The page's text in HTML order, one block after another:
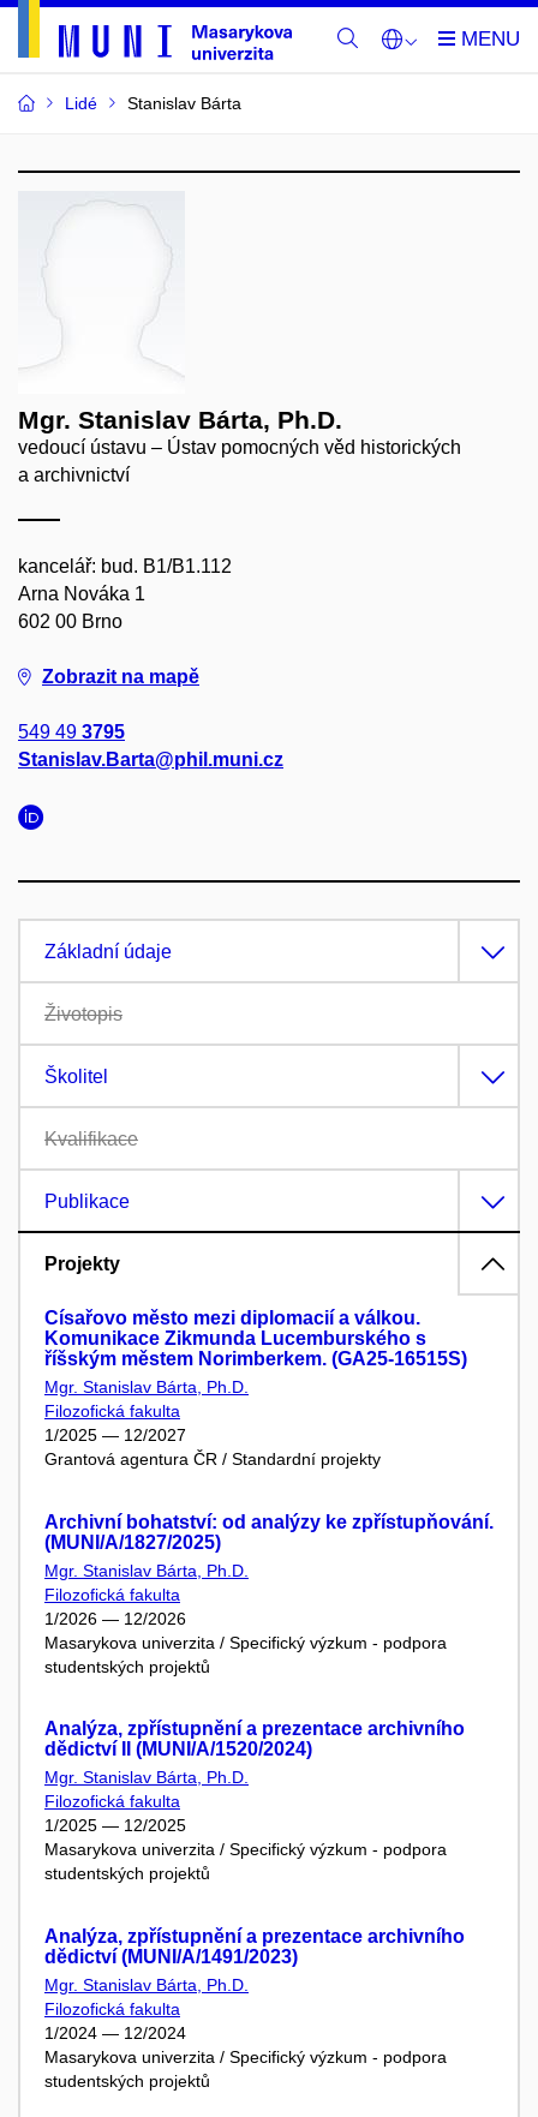
Lidé Stanislav Bárta
Mgr. Stanislav Bárta, Ph.D.
vedoucí ústavu – Ústav pomocných věd historických
a archivnictví
kancelář: bud. B1/B1.112
Arna Nováka 1
602 00 Brno
Zobrazit na mapě
549 49 3795
Stanislav.Barta@phil.muni.cz
Základní údaje
Životopis
Školitel
Kvalifikace
Publikace
Projekty
Císařovo město mezi diplomacií a válkou.
Komunikace Zikmunda Lucemburského s
říšským městem Norimberkem. (GA25-16515S)
Mgr. Stanislav Bárta, Ph.D.
Filozofická fakulta
1/2025 — 12/2027
Grantová agentura ČR / Standardní projekty
Archivní bohatství: od analýzy ke zpřístupňování.
(MUNI/A/1827/2025)
Mgr. Stanislav Bárta, Ph.D.
Filozofická fakulta
1/2026 — 12/2026
Masarykova univerzita / Specifický výzkum - podpora
studentských projektů
Analýza, zpřístupnění a prezentace archivního
dědictví II (MUNI/A/1520/2024)
Mgr. Stanislav Bárta, Ph.D.
Filozofická fakulta
1/2025 — 12/2025
Masarykova univerzita / Specifický výzkum - podpora
studentských projektů
Analýza, zpřístupnění a prezentace archivního
dědictví (MUNI/A/1491/2023)
Mgr. Stanislav Bárta, Ph.D.
Filozofická fakulta
1/2024 — 12/2024
Masarykova univerzita / Specifický výzkum - podpora
studentských projektů